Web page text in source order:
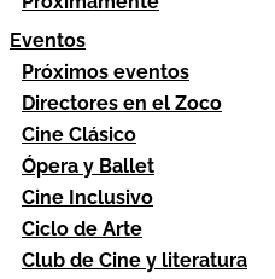
Eventos
Próximos eventos
Directores en el Zoco
Cine Clásico
Ópera y Ballet
Cine Inclusivo
Ciclo de Arte
Club de Cine y literatura